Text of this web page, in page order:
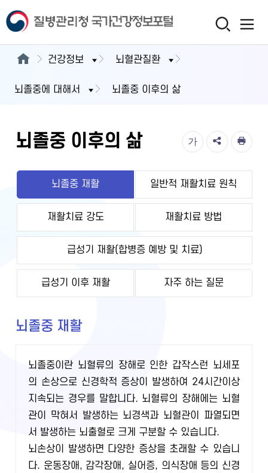
건강정보 뇌혈관질환
뇌졸중에 대해서 뇌졸중 이후의 삶
뇌졸중 이후의 삶 가
뇌졸중 재활 일반적 재활치료 원칙
재활치료 강도 재활치료 방법
급성기 재활(합병증 예방 및 치료)
급성기 이후 재활 자주 하는 질문
뇌졸중 재활
뇌졸중이란 뇌혈류의 장해로 인한 갑작스런 뇌세포
의 손상으로 신경학적 증상이 발생하여 24시간이상
지속되는 경우를 말합니다. 뇌혈류의 장해에는 뇌혈
관이 막혀서 발생하는 뇌경색과 뇌혈관이 파열되면
서 발생하는 뇌출혈로 크게 구분할 수 있습니다.
뇌손상이 발생하면 다양한 증상을 초래할 수 있습니
다. 운동장애, 감각장애, 실어증, 의식장애 등의 신경